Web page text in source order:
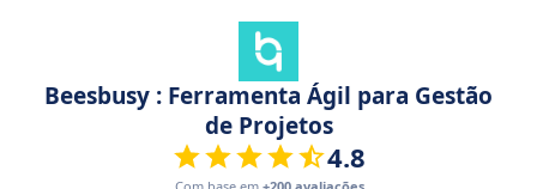
Beesbusy : Ferramenta Ágil para Gestão
de Projetos
4.8